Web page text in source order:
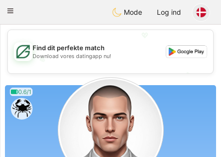
GulfDating
Toggle
Mode Log ind
💖
💕
💕
Find dit perfekte match
Download vores datingapp nu!
0.6/1